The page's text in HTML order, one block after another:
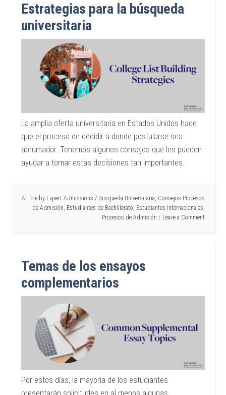
Estrategias para la búsqueda
universitaria
La amplia oferta universitaria en Estados Unidos hace
que el proceso de decidir a donde postularse sea
abrumador. Tenemos algunos consejos que les pueden
ayudar a tomar estas decisiones tan importantes.
Article by Expert Admissions / Busqueda Universitaria Consejos Procesos
de Admisión Estudiantes de Bachillerato Estudiantes Internacionales
Procesos de Admisión
Leave a Comment
Temas de los ensayos
complementarios
Por estos días, la mayoría de los estudiantes